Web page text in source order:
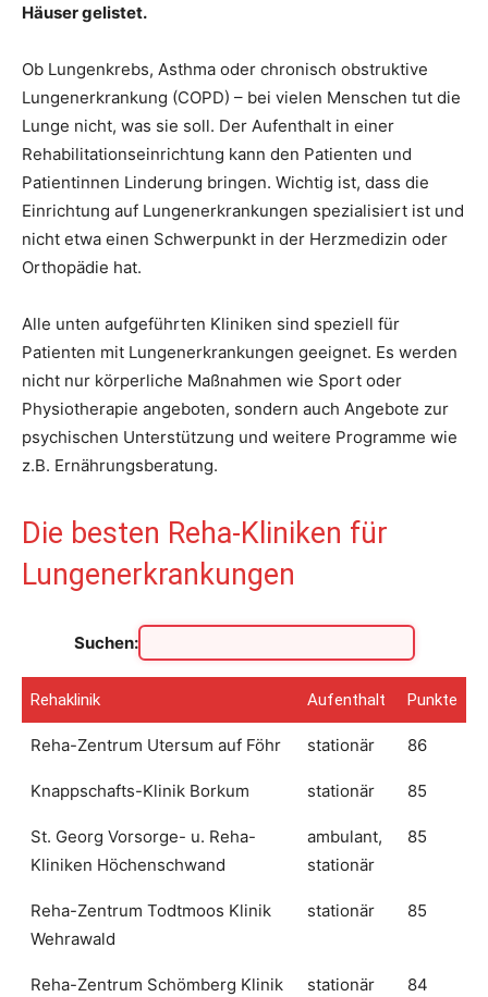
Häuser gelistet.
Ob Lungenkrebs, Asthma oder chronisch obstruktive
Lungenerkrankung (COPD) – bei vielen Menschen tut die
Lunge nicht, was sie soll. Der Aufenthalt in einer
Rehabilitationseinrichtung kann den Patienten und
Patientinnen Linderung bringen. Wichtig ist, dass die
Einrichtung auf Lungenerkrankungen spezialisiert ist und
nicht etwa einen Schwerpunkt in der Herzmedizin oder
Orthopädie hat.
Alle unten aufgeführten Kliniken sind speziell für
Patienten mit Lungenerkrankungen geeignet. Es werden
nicht nur körperliche Maßnahmen wie Sport oder
Physiotherapie angeboten, sondern auch Angebote zur
psychischen Unterstützung und weitere Programme wie
z.B. Ernährungsberatung.
Die besten Reha-Kliniken für
Lungenerkrankungen
Suchen:
Rehaklinik Aufenthalt
Punkte
Rehaklinik
Aufenthalt Punkte
Reha-Zentrum Utersum auf Föhr stationär 86
Knappschafts-Klinik Borkum stationär 85
St. Georg Vorsorge- u. Reha-
Kliniken Höchenschwand
ambulant,
stationär
85
Reha-Zentrum Todtmoos Klinik
Wehrawald
stationär 85
Reha-Zentrum Schömberg Klinik
stationär 84